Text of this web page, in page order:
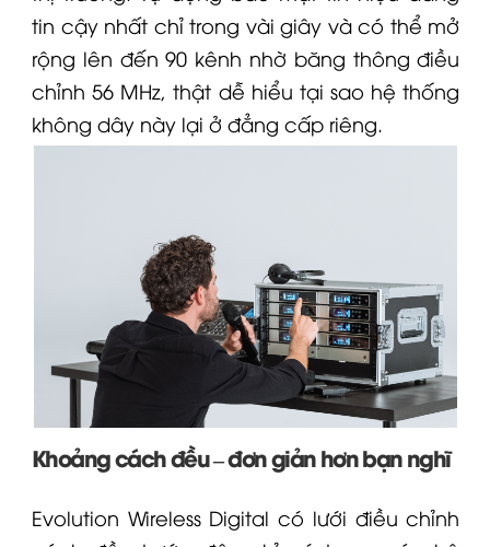
rộng lên đến 90 kênh nhờ băng thông điều
chỉnh 56 MHz, thật dễ hiểu tại sao hệ thống
không dây này lại ở đẳng cấp riêng.
Khoảng cách đều – đơn giản hơn bạn nghĩ
cách đều trước đây chỉ có trong các hệ